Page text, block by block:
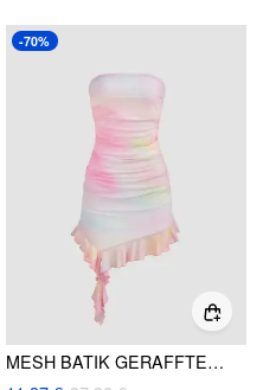
-70%
MESH BATIK GERAFFTES ASYMMETRISCHES SAUM TUBE MINIKLEID